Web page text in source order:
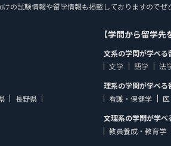
の試験情報や留学情報も掲載しておりますのでぜ
長野県
【学問から留学先
文系の学問が学べる
文学
語学 法
理系の学問が学べる
看護・保健学
文理系の学問が学べ
教員養成・教育学